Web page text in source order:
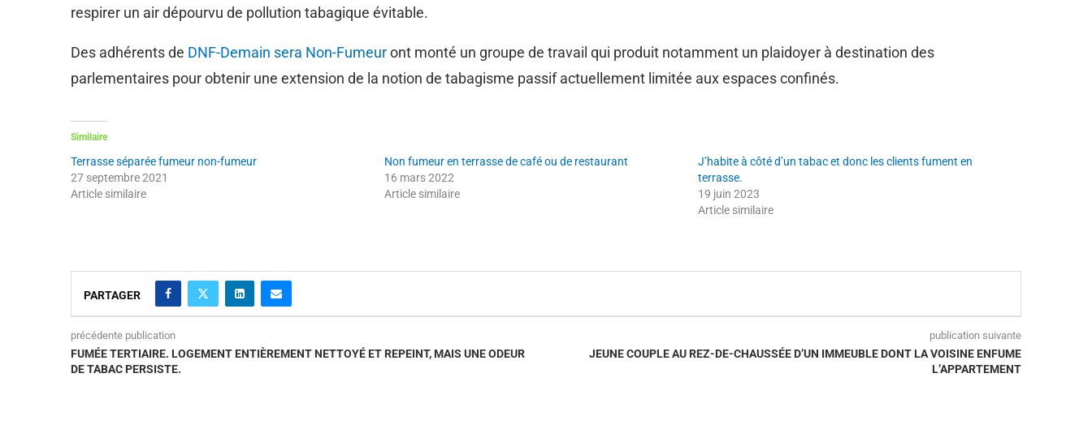
respirer un air dépourvu de pollution tabagique évitable.
Des adhérents de DNF-Demain sera Non-Fumeuront monté un groupe de travail qui produit notamment un plaidoyer à destination des
parlementaires pour obtenir une extension de la notion de tabagisme passif actuellement limitée aux espaces confinés.
Similaire
Terrasse séparée fumeur non-fumeur
27 septembre 2021
Article similaire
Non fumeur en terrasse de café ou de restaurant
16 mars 2022
Article similaire
J’habite à côté d’un tabac et donc les clients fument en
terrasse.
19 juin 2023
Article similaire
PARTAGER
précédente publication
FUMÉE TERTIAIRE. LOGEMENT ENTIÈREMENT NETTOYÉ ET REPEINT, MAIS UNE ODEUR
DE TABAC PERSISTE.
publication suivante
JEUNE COUPLE AU REZ-DE-CHAUSSÉE D’UN IMMEUBLE DONT LA VOISINE ENFUME
L’APPARTEMENT